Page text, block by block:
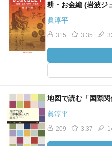
耕・お金編 (岩波ジ
眞淳平
315 3.35
地図で読む「国際
眞淳平
209 3.37